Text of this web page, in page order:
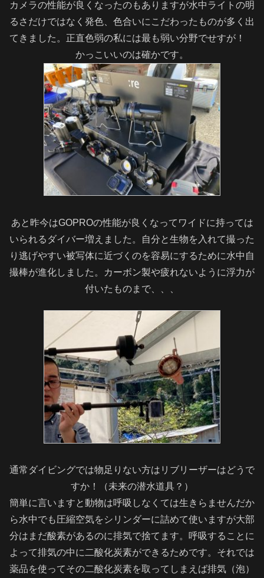
カメラの性能が良くなったのもありますが水中ライトの明
るさだけではなく発色、色合いにこだわったものが多く出
てきました。正直色弱の私には最も弱い分野でせすが！
かっこいいのは確かです。
あと昨今はGOPROの性能が良くなってワイドに持っては
いられるダイバー増えました。自分と生物を入れて撮った
り逃げやすい被写体に近づくのを容易にするために水中自
撮棒が進化しました。カーボン製や疲れないように浮力が
付いたものまで、、、
通常ダイビングでは物足りない方はリブリーザーはどうで
すか！（未来の潜水道具？）
簡単に言いますと動物は呼吸しなくては生きらませんだか
ら水中でも圧縮空気をシリンダーに詰めて使いますが大部
分はまだ酸素があるのに排気で捨てます。呼吸することに
よって排気の中に二酸化炭素ができるためです。それでは
薬品を使ってその二酸化炭素を取ってしまえば排気（泡）